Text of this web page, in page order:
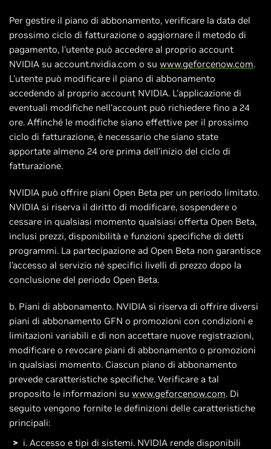
Per gestire il piano di abbonamento, verificare la data del
prossimo ciclo di fatturazione o aggiornare il metodo di
pagamento, l'utente può accedere al proprio account
NVIDIA su account.nvidia.com o su www.geforcenow.com.
L'utente può modificare il piano di abbonamento
accedendo al proprio account NVIDIA. L'applicazione di
eventuali modifiche nell'account può richiedere fino a 24
ore. Affinché le modifiche siano effettive per il prossimo
ciclo di fatturazione, è necessario che siano state
apportate almeno 24 ore prima dell'inizio del ciclo di
fatturazione.
NVIDIA può offrire piani Open Beta per un periodo limitato.
NVIDIA si riserva il diritto di modificare, sospendere o
cessare in qualsiasi momento qualsiasi offerta Open Beta,
inclusi prezzi, disponibilità e funzioni specifiche di detti
programmi. La partecipazione ad Open Beta non garantisce
l’accesso al servizio né specifici livelli di prezzo dopo la
conclusione del periodo Open Beta.
b. Piani di abbonamento. NVIDIA si riserva di offrire diversi
piani di abbonamento GFN o promozioni con condizioni e
limitazioni variabili e di non accettare nuove registrazioni,
modificare o revocare piani di abbonamento o promozioni
in qualsiasi momento. Ciascun piano di abbonamento
prevede caratteristiche specifiche. Verificare a tal
proposito le informazioni su www.geforcenow.com. Di
seguito vengono fornite le definizioni delle caratteristiche
principali:
i. Accesso e tipi di sistemi. NVIDIA rende disponibili